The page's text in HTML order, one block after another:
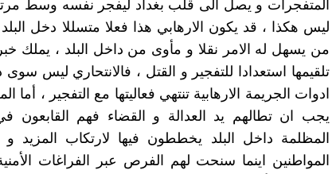
المتفجرات و يصل الى قلب بغداد ليفجر نفسه وسط
ليس هكذا ، قد يكون الارهابي هذا فعلا متسللا دخل
من يسهل له الامر نقلا و مأوى من داخل البلد ، يملك
تلقيمها استعدادا للتفجير و القتل ، فالانتحاري ليس
ادوات الجريمة الارهابية تنتهي فعاليتها مع التفجير ،
يجب ان تطالهم يد العدالة و القضاء فهم
المظلمة داخل البلد يخططون فيها لارتكاب المزيد
المواطنين اينما سنحت لهم الفرص عبر الفراغات